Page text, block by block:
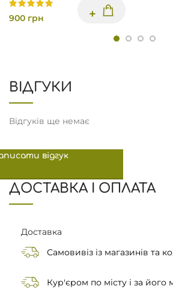
900 грн
ВІДГУКИ
Відгуків ще немає
відгук
ДОСТАВКА І ОПЛАТА
Доставка
Самовивіз із магазинів та
Кур'єром по місту і за